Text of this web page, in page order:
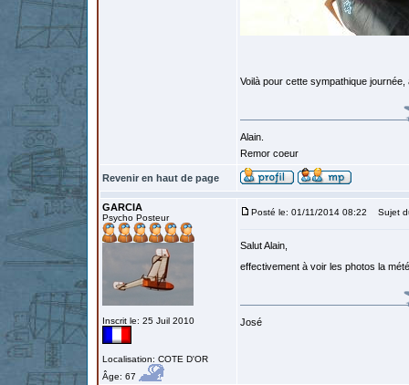
Voilà pour cette sympathique
Alain.
Remor coeur
Revenir en haut de page
GARCIA
Psycho Posteur
Inscrit le: 25 Juil 2010
Localisation: COTE D'OR
Âge: 67
Posté le: 01/11/2014 08:22 Sujet
Salut Alain,
effectivement à voir les photos la
José